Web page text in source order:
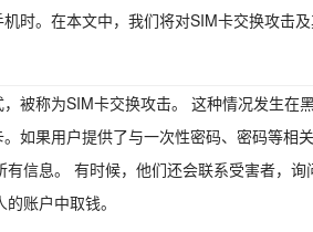
时。在本文中，我们将对SIM卡交换攻击及
被称为SIM卡交换攻击。 这种情况发生在
如果用户提供了与一次性密码、密码等相
信息。 有时候，他们还会联系受害者，
账户中取钱。